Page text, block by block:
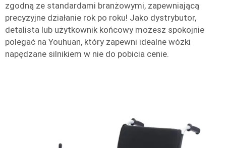
zgodną ze standardami branżowymi, zapewniającą
precyzyjne działanie rok po roku! Jako dystrybutor,
detalista lub użytkownik końcowy możesz spokojnie
polegać na Youhuan, który zapewni idealne wózki
napędzane silnikiem w nie do pobicia cenie.